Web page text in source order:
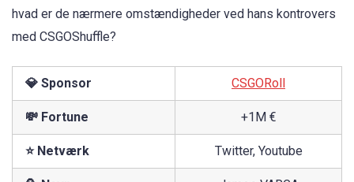
hvad er de nærmere omstændigheder ved hans kontrovers
med CSGOShuffle?
💎 Sponsor CSGORoll
💸 Fortune +1M €
⭐ Netværk Twitter, Youtube